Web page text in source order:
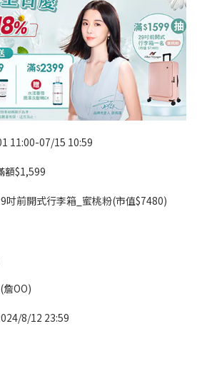
11:00-07/15 10:59
額$1,599
前開式行李箱_蜜桃粉(市值$7480)
OO)
8/12 23:59